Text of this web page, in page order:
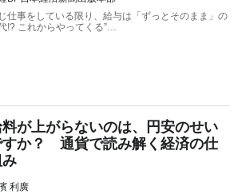
仕事をしている限り、給与は「ずっとそのまま」の
!? これからやってくる”…
が上がらないのは、円安のせい
すか？ 通貨で読み解く経済の仕
利廣